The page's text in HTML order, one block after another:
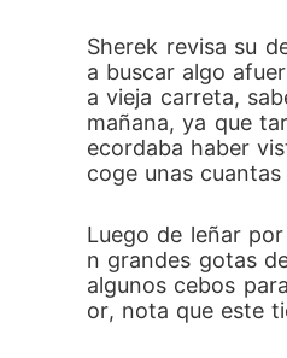
Sherek revisa su
a buscar algo
a vieja carreta,
mañana, ya que
ecordaba haber
coge unas
Luego de leñar
n grandes gotas
algunos cebos
or, nota que este